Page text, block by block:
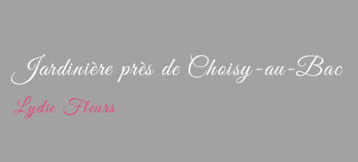
Jardinière près de Choisy-au-Bac
Lydie Fleurs